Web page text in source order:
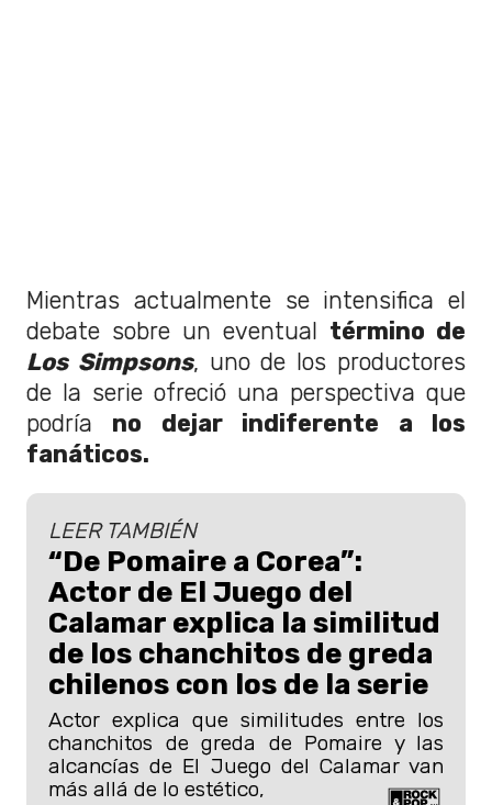
Mientras actualmente se intensifica el
debate sobre un eventual término de
Los Simpsons, uno de los productores
de la serie ofreció una perspectiva que
podría no dejar indiferente a los
fanáticos.
LEER TAMBIÉN
“De Pomaire a Corea”:
Actor de El Juego del
Calamar explica la similitud
de los chanchitos de greda
chilenos con los de la serie
Actor explica que similitudes entre los
chanchitos de greda de Pomaire y las
alcancías de El Juego del Calamar van
más allá de lo estético,